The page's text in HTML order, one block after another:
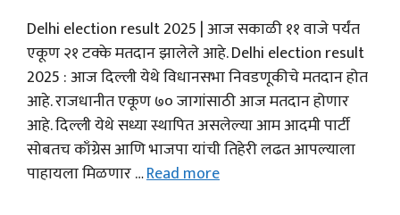
Delhi election result 2025 | आज सकाळी ११ वाजे पर्यंत
एकूण २१ टक्के मतदान झालेले आहे. Delhi election result
2025 : आज दिल्ली येथे विधानसभा निवडणूकीचे मतदान होत
आहे. राजधानीत एकूण ७० जागांसाठी आज मतदान होणार
आहे. दिल्ली येथे सध्या स्थापित असलेल्या आम आदमी पार्टी
सोबतच काँग्रेस आणि भाजपा यांची तिहेरी लढत आपल्याला
पाहायला मिळणार …Read more